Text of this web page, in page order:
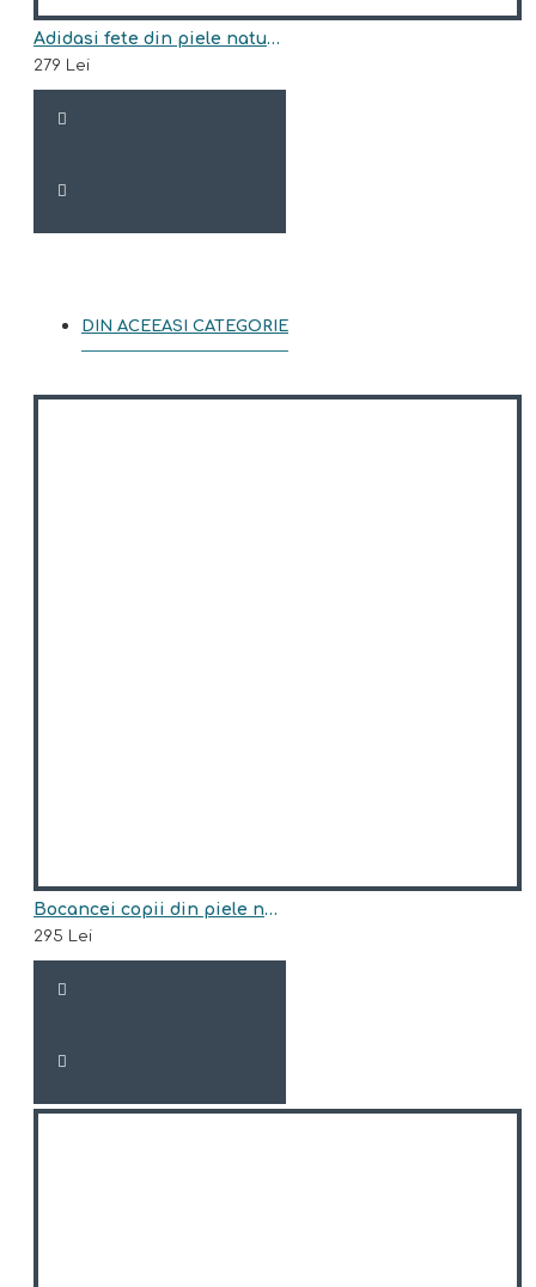
Adidasi fete din piele naturala model ANNIS
279 Lei
DIN ACEEASI CATEGORIE
Bocancei copii din piele naturala model ARI BLANA
295 Lei